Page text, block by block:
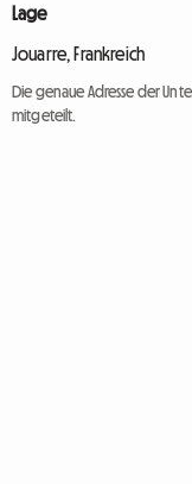
Lage
Jouarre, Frankreich
Die genaue Adresse der
mitgeteilt.